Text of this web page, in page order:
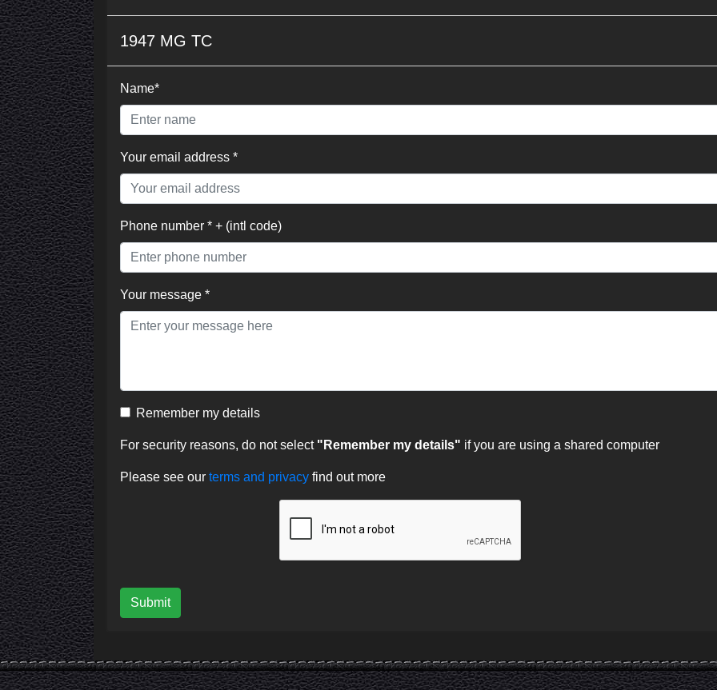
1947 MG TC
Name*
Your email address *
Phone number * + (intl code)
Your message *
Remember my details
For security reasons, do not select "Remember my details" if you are using a shared computer
Please see our terms and privacy find out more
Submit